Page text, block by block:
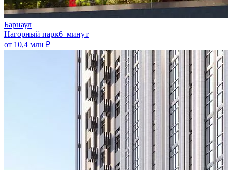
Барнаул
Нагорный парк6 минут
от 10,4 млн ₽